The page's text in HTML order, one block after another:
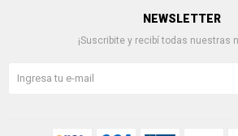
NEWSLETTER
¡Suscribite y recibí todas nuestras